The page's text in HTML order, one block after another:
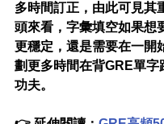
多時間訂正，由此可見其
頭來看，字彙填空如果想
更穩定，還是需要在一開
劃更多時間在背GRE單字
功夫。